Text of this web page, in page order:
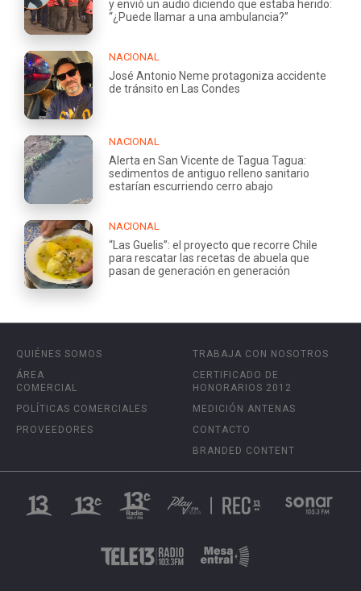
y envió un audio diciendo que estaba herido:
“¿Puede llamar a una ambulancia?”
NACIONAL
José Antonio Neme protagoniza accidente
de tránsito en Las Condes
NACIONAL
Alerta en San Vicente de Tagua Tagua:
sedimentos de antiguo relleno sanitario
estarían escurriendo cerro abajo
NACIONAL
“Las Guelis”: el proyecto que recorre Chile
para rescatar las recetas de abuela que
pasan de generación en generación
QUIÉNES SOMOS
ÁREA
COMERCIAL
POLÍTICAS COMERCIALES
PROVEEDORES
TRABAJA CON NOSOTROS
CERTIFICADO DE
HONORARIOS 2012
MEDICIÓN ANTENAS
CONTACTO
BRANDED CONTENT